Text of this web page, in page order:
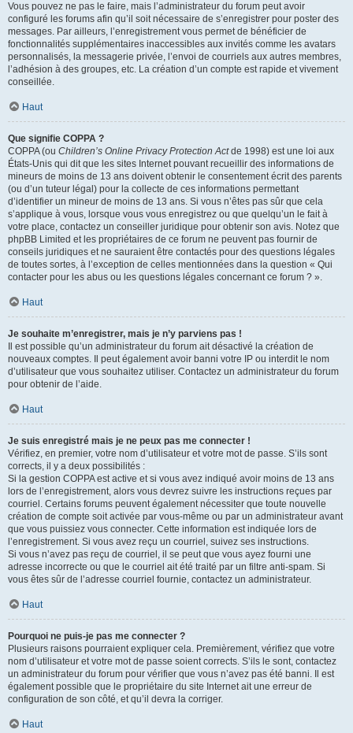
Vous pouvez ne pas le faire, mais l’administrateur du forum peut avoir
configuré les forums afin qu’il soit nécessaire de s’enregistrer pour poster des
messages. Par ailleurs, l’enregistrement vous permet de bénéficier de
fonctionnalités supplémentaires inaccessibles aux invités comme les avatars
personnalisés, la messagerie privée, l’envoi de courriels aux autres membres,
l’adhésion à des groupes, etc. La création d’un compte est rapide et vivement
conseillée.
Haut
Que signifie COPPA ?
COPPA (ou Children’s Online Privacy Protection Actde 1998) est une loi aux
États-Unis qui dit que les sites Internet pouvant recueillir des informations de
mineurs de moins de 13 ans doivent obtenir le consentement écrit des parents
(ou d’un tuteur légal) pour la collecte de ces informations permettant
d’identifier un mineur de moins de 13 ans. Si vous n’êtes pas sûr que cela
s’applique à vous, lorsque vous vous enregistrez ou que quelqu’un le fait à
votre place, contactez un conseiller juridique pour obtenir son avis. Notez que
phpBB Limited et les propriétaires de ce forum ne peuvent pas fournir de
conseils juridiques et ne sauraient être contactés pour des questions légales
de toutes sortes, à l’exception de celles mentionnées dans la question « Qui
contacter pour les abus ou les questions légales concernant ce forum ? ».
Haut
Je souhaite m’enregistrer, mais je n’y parviens pas !
Il est possible qu’un administrateur du forum ait désactivé la création de
nouveaux comptes. Il peut également avoir banni votre IP ou interdit le nom
d’utilisateur que vous souhaitez utiliser. Contactez un administrateur du forum
pour obtenir de l’aide.
Haut
Je suis enregistré mais je ne peux pas me connecter !
Vérifiez, en premier, votre nom d’utilisateur et votre mot de passe. S’ils sont
corrects, il y a deux possibilités :
Si la gestion COPPA est active et si vous avez indiqué avoir moins de 13 ans
lors de l’enregistrement, alors vous devrez suivre les instructions reçues par
courriel. Certains forums peuvent également nécessiter que toute nouvelle
création de compte soit activée par vous-même ou par un administrateur avant
que vous puissiez vous connecter. Cette information est indiquée lors de
l’enregistrement. Si vous avez reçu un courriel, suivez ses instructions.
Si vous n’avez pas reçu de courriel, il se peut que vous ayez fourni une
adresse incorrecte ou que le courriel ait été traité par un filtre anti-spam. Si
vous êtes sûr de l’adresse courriel fournie, contactez un administrateur.
Haut
Pourquoi ne puis-je pas me connecter ?
Plusieurs raisons pourraient expliquer cela. Premièrement, vérifiez que votre
nom d’utilisateur et votre mot de passe soient corrects. S’ils le sont, contactez
un administrateur du forum pour vérifier que vous n’avez pas été banni. Il est
également possible que le propriétaire du site Internet ait une erreur de
configuration de son côté, et qu’il devra la corriger.
Haut